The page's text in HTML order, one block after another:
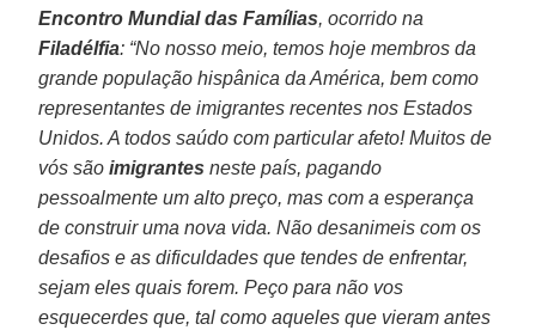
Encontro Mundial das Famílias, ocorrido na
Filadélfia: “No nosso meio, temos hoje membros da
grande população hispânica da América, bem como
representantes de imigrantes recentes nos Estados
Unidos. A todos saúdo com particular afeto! Muitos de
vós sãoimigrantes neste país, pagando
pessoalmente um alto preço, mas com a esperança
de construir uma nova vida. Não desanimeis com os
desafios e as dificuldades que tendes de enfrentar,
sejam eles quais forem. Peço para não vos
esquecerdes que, tal como aqueles que vieram antes